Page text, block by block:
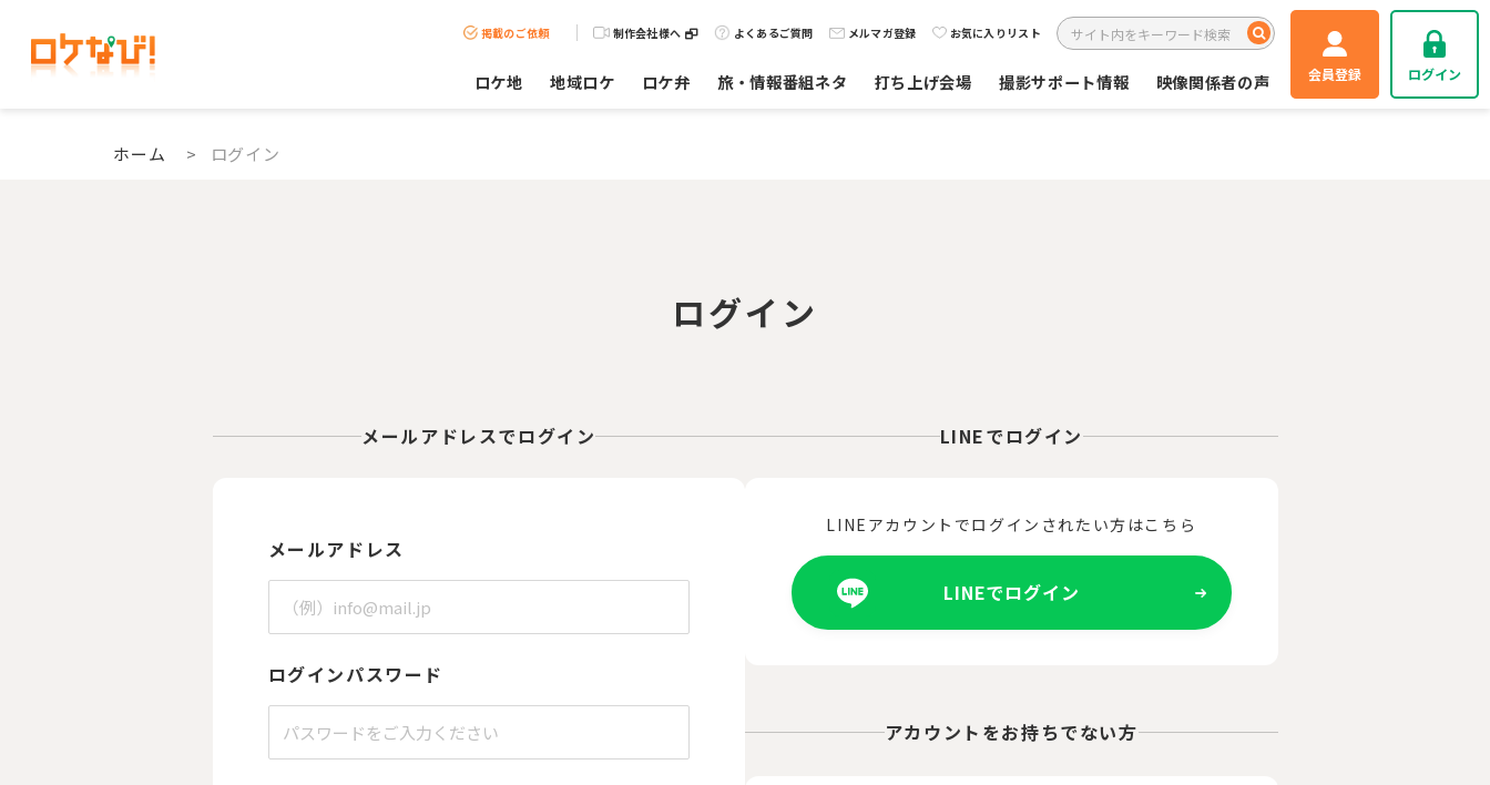
掲載のご依頼 制作会社様へ よくあるご質問 メルマガ登録 お気に入りリスト
ロケ地 地域ロケ ロケ弁 旅・情報番組ネタ 打ち上げ会場 撮影サポート情報 映像関係者の声 会員登録 ログイン
ホーム > ログイン
ログイン
メールアドレスでログイン
メールアドレス
ログインパスワード
LINEでログイン
LINEアカウントでログインされたい方はこちら
LINEでログイン
アカウントをお持ちでない方